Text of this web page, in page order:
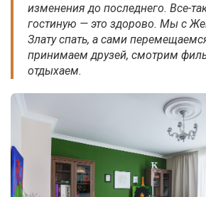
изменения до последнего. Все-
гостиную — это здорово. Мы с
Злату спать, а сами
принимаем друзей, смотрим
отдыхаем.